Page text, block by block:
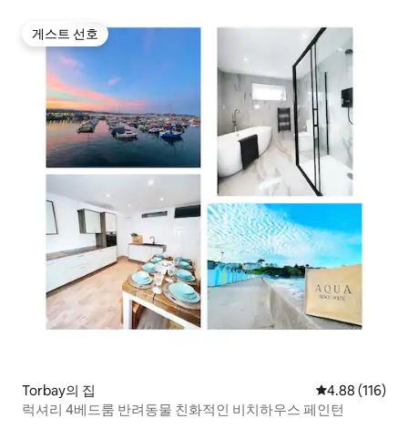
게스트 선호
게스트 선호
Torbay의 집 평점 4.88점(5
4.88 (116)
럭셔리 4베드룸 반려동물 친화적인 비치하우스 페인턴